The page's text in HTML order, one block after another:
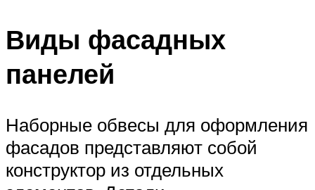
Виды фасадных
панелей
Наборные обвесы для оформления
фасадов представляют собой
конструктор из отдельных